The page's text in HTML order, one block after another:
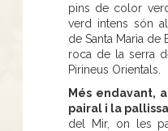
pins de color
verd intens són
de Santa Maria de
roca de la serra
Pirineus Orientals.
Més endavant,
pairal i la
del Mir, on les